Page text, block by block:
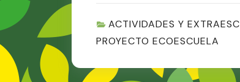
ACTIVIDADES Y
PROYECTO ECOESCUELA